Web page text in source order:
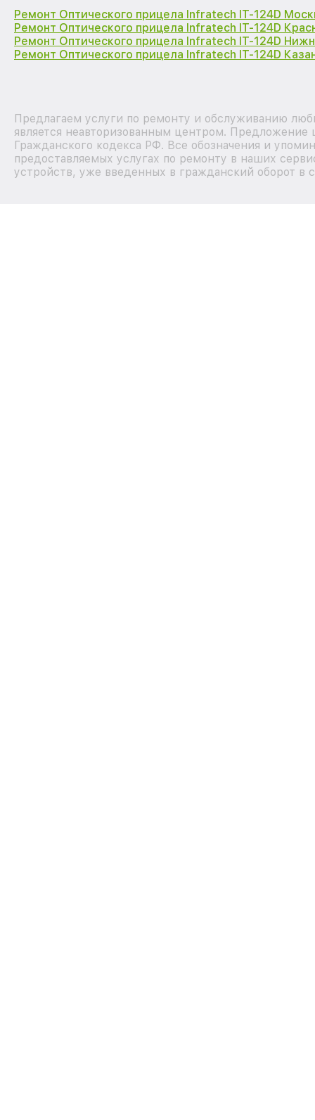
Ремонт Оптического прицела Infratech IT-124D
Ремонт Оптического прицела Infratech IT-124D
Ремонт Оптического прицела Infratech IT-124D
Ремонт Оптического прицела Infratech IT-124D
Предлагаем услуги по ремонту и обслуживанию
является неавторизованным центром.
Гражданского кодекса РФ. Все обозначения и
предоставляемых услугах по ремонту в наших
устройств, уже введенных в гражданский оборот в